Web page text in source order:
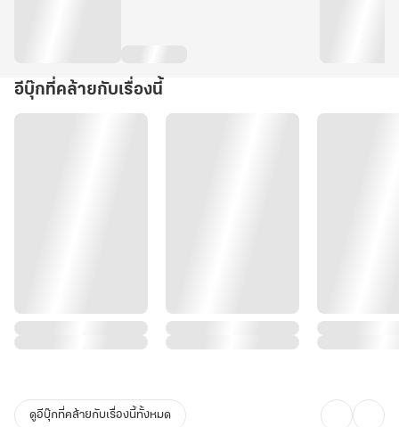
อีบุ๊กที่คล้ายกับเรื่องนี้
ดูอีบุ๊กที่คล้ายกับเรื่องนี้ทั้งหมด